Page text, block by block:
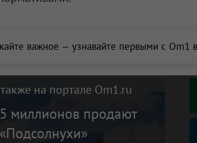
важное — узнавайте первыми с Om1
на портале Om1.ru
миллионов продают